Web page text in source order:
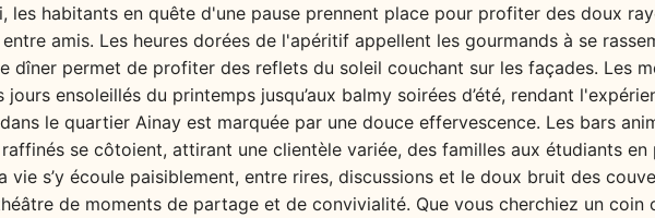
les habitants en quête d'une pause prennent place pour profiter des doux
amis. Les heures dorées de l'apéritif appellent les gourmands à se
dîner permet de profiter des reflets du soleil couchant sur les façades. Les
jours ensoleillés du printemps jusqu’aux balmy soirées d’été, rendant
dans le quartier Ainay est marquée par une douce effervescence. Les bars
se côtoient, attirant une clientèle variée, des familles aux étudiants
vie s’y écoule paisiblement, entre rires, discussions et le doux bruit des
de moments de partage et de convivialité. Que vous cherchiez un coin